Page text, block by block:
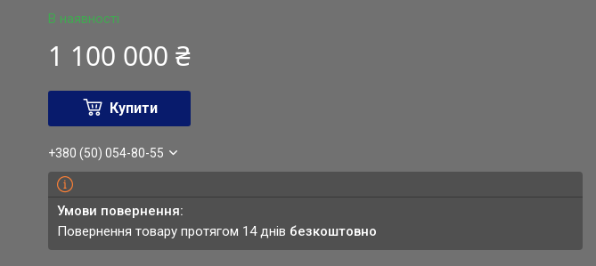
В наявності
1 100 000 ₴
Купити
+380 (50) 054-80-55
повернення товару протягом 14 днів безкоштовно